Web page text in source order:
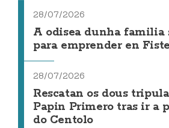
28/07/2026
A odisea dunha familia
para emprender en
28/07/2026
Rescatan os dous
Papin Primero tras ir a
do Centolo